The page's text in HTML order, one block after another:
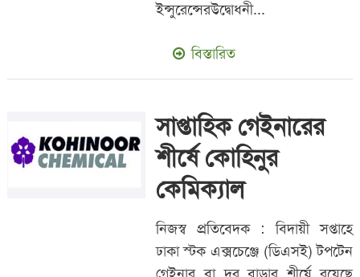
ইন্সুরেন্সেরউদ্বোধনী...
বিস্তারিত
সাপ্তাহিক গেইনারের
শীর্ষে কোহিনুর
কেমিক্যাল
নিজস্ব প্রতিবেদক : বিদায়ী সপ্তাহে
ঢাকা স্টক এক্সচেঞ্জে (ডিএসই) টপটেন